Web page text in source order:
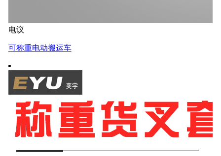
电议
可称重电动搬运车